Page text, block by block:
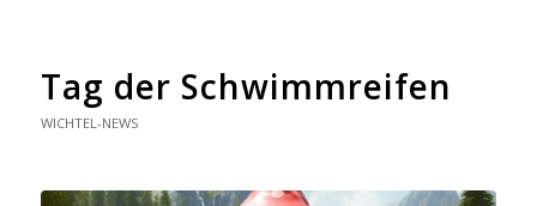
Tag der Schwimmreifen
WICHTEL-NEWS